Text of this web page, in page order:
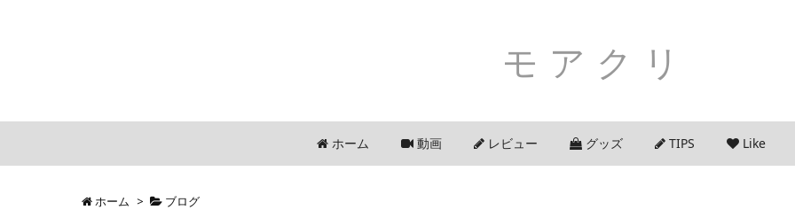
モアクリ
ホーム 動画 レビュー グッズ TIPS Like
ホーム > ブログ